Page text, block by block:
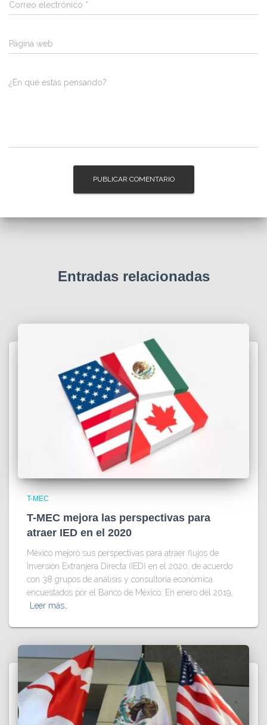
Correo electrónico *
Página web
¿En qué estás pensando?
Entradas relacionadas
T-MEC
T-MEC mejora las perspectivas para
atraer IED en el 2020
México mejoró sus perspectivas para atraer flujos de
Inversión Extranjera Directa (IED) en el 2020, de acuerdo
con 38 grupos de análisis y consultoría económica
encuestados por el Banco de México. En enero del 2019,
Leer más…